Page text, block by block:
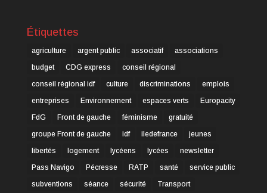
Étiquettes
agriculture argent public associatif
associations
budget
CDG express
conseil régional
conseil régional idf
culture discriminations
emplois
entreprises
Environnement espaces verts
Europacity
FdG
Front de gauche féminisme
gratuité
groupe Front de gauche
idf iledefrance
jeunes
libertés
logement lycéens lycées
newsletter
Pass Navigo
Pécresse RATP santé
service public
subventions
séance sécurité Transport